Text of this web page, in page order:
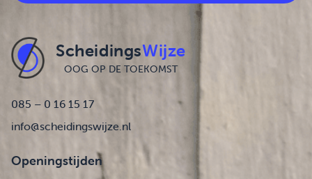
ScheidingsWijze
OOG OP DE TOEKOMST
085 – 0 16 15 17
info@scheidingswijze.nl
Openingstijden